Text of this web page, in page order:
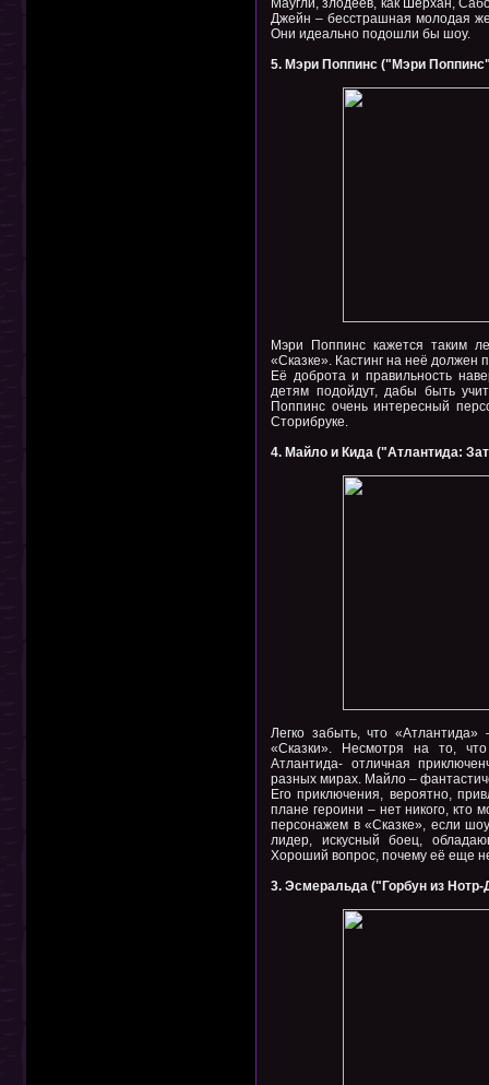
Маугли, злодеев, как Шерхан,
Джейн – бесстрашная молодая
Они идеально подошли бы шоу.
5. Мэри Поппинс ("Мэри
Мэри Поппинс кажется таким
«Сказке». Кастинг на неё должен
Её доброта и правильность
детям подойдут, дабы быть
Поппинс очень интересный
Сторибруке.
4. Майло и Кида ("Атлантида:
Легко забыть, что
«Сказки». Несмотря на то,
Атлантида- отличная
разных мирах. Майло –
Его приключения, вероятно,
плане героини – нет никого, кто
персонажем в «Сказке», если
лидер, искусный боец,
Хороший вопрос, почему её еще
3. Эсмеральда ("Горбун из